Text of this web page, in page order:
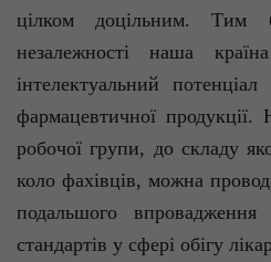
цілком доцільним.
незалежності наша
інтелектуальний
фармацевтичної
робочої групи, до складу
коло фахівців, можна
подальшого впровадження
стандартів у сфері обігу